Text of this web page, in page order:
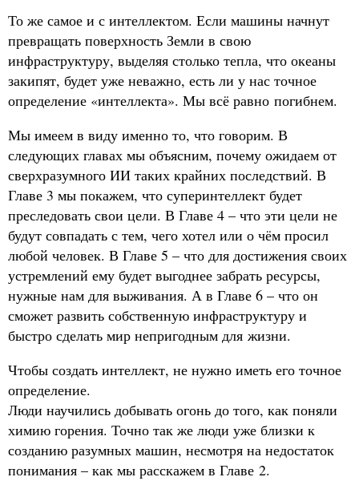
То же самое и с интеллектом. Если машины начнут
превращать поверхность Земли в свою
инфраструктуру, выделяя столько тепла, что океаны
закипят, будет уже неважно, есть ли у нас точное
определение «интеллекта». Мы всё равно погибнем.
Мы имеем в виду именно то, что говорим. В
следующих главах мы объясним, почему ожидаем от
сверхразумного ИИ таких крайних последствий. В
Главе 3 мы покажем, что суперинтеллект будет
преследовать свои цели. В Главе 4 – что эти цели не
будут совпадать с тем, чего хотел или о чём просил
любой человек. В Главе 5 – что для достижения своих
устремлений ему будет выгоднее забрать ресурсы,
нужные нам для выживания. А в Главе 6 – что он
сможет развить собственную инфраструктуру и
быстро сделать мир непригодным для жизни.
Чтобы создать интеллект, не нужно иметь его точное
определение.
Люди научились добывать огонь до того, как поняли
химию горения. Точно так же люди уже близки к
созданию разумных машин, несмотря на недостаток
понимания – как мы расскажем в Главе 2.